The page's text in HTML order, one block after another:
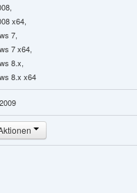
x64,
7,
7 x64,
8.x,
8.x x64